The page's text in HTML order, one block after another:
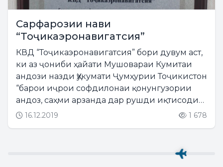
Сарфарозии нави
“Тоҷикаэронавигатсия”
КВД “Тоҷикаэронавигатсия” бори дувум аст,
ки аз ҷониби ҳайати Мушовараи Кумитаи
андози назди Ҳукумати Ҷумҳурии Тоҷикистон
“барои иҷрои софдилонаи қонунгузории
андоз, саҳми арзанда дар рушди иқтисодиёт
ва буҷети давлатӣ “Андозсупорандаи
16.12.2019 1 678